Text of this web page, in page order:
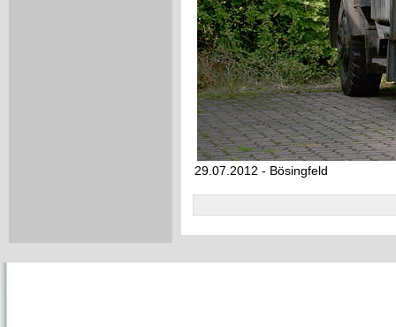
29.07.2012 - Bösingfeld